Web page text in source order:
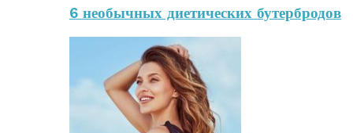
6 необычных диетических бутербродов